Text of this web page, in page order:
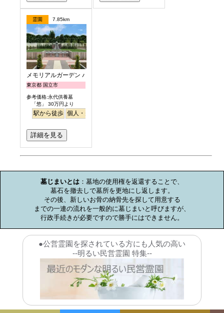
霊園 7.85km
メモリアルガーデン パティオ国立
東京都 国立市
参考価格:永代供養墓
「悠」 30万円より
駅から徒歩 個人・夫婦
詳細を見る
墓じまいとは ：墓地の使用権を返還することで、
墓石を撤去しで墓所を更地にし返します。
その後、新しいお骨の納骨先を探して用意する
までの一連の流れを一般的に墓じまいと呼びますが、
行政手続きが必要ですので勝手にはできません。
●公営霊園を探されている方にも人気の高い
--明るい民営霊園 特集--